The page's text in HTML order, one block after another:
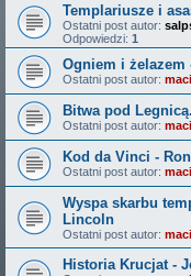
Templariusze i
Ostatni post autor:
Odpowiedzi: 1
Ogniem i żelazem
Ostatni post autor:
Bitwa pod
Ostatni post autor:
Kod da Vinci -
Ostatni post autor:
Wyspa skarbu
Lincoln
Ostatni post autor:
Historia Krucjat -